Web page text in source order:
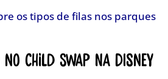
ostipos de filas nos parques
Child Swap na Disney